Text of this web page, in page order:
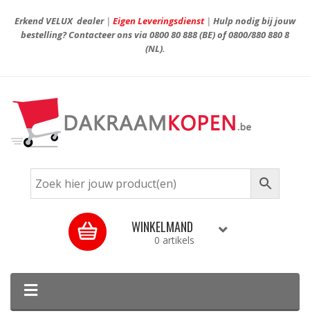
Erkend VELUX dealer| Eigen Leveringsdienst| Hulp nodig bij jouw
bestelling? Contacteer ons via0800 80 888(BE) of0800/880 880 8
(NL).
WINKELMAND
0 artikels